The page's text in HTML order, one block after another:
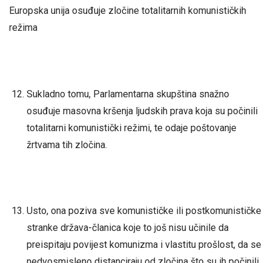
Europska unija osuđuje zločine totalitarnih komunističkih
režima
Sukladno tomu, Parlamentarna skupština snažno
osuđuje masovna kršenja ljudskih prava koja su počinili
totalitarni komunistički režimi, te odaje poštovanje
žrtvama tih zločina.
Usto, ona poziva sve komunističke ili postkomunističke
stranke država-članica koje to još nisu učinile da
preispitaju povijest komunizma i vlastitu prošlost, da se